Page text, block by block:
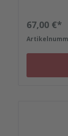
Regulärer
67,00 €*